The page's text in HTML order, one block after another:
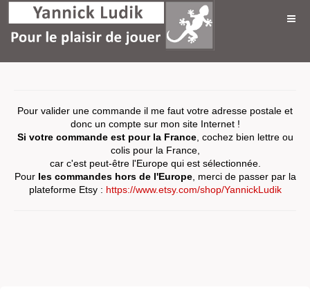
Pour valider une commande il me faut votre adresse postale et
donc un compte sur mon site Internet !
Si votre commande est pour la France, cochez bien lettre ou
colis pour la France,
car c'est peut-être l'Europe qui est sélectionnée.
Pour les commandes hors de l'Europe, merci de passer par la
plateforme Etsy : https://www.etsy.com/shop/YannickLudik